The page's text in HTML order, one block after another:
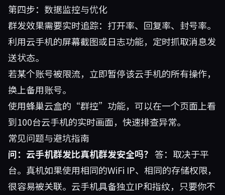
第四步：数据监控与优化
群发效果需要实时追踪：打开率、回复率、封号率。
利用云手机的屏幕截图或日志功能，定时抓取消息发
送状态。
若某个账号被限流，立即暂停该云手机的所有操作，
换上备用账号。
使用蜂巢云盒的“群控”功能，可以在一个页面上看
到100台云手机的实时画面，快速排查异常。
常见问题与避坑指南
问：云手机群发比真机群发安全吗？ 答：取决于平
台。真机如果使用相同的WiFi IP、相同的存储权限，
很容易被关联。云手机具备独立IP和指纹，只要你不